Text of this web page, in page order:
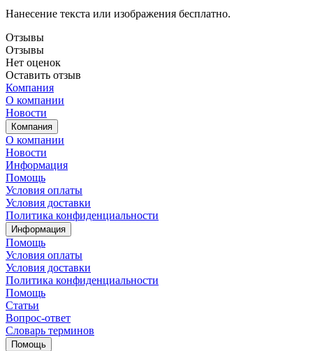
Нанесение текста или изображения бесплатно.
Отзывы
Отзывы
Нет оценок
Оставить отзыв
Компания
О компании
Новости
Компания
О компании
Новости
Информация
Помощь
Условия оплаты
Условия доставки
Политика конфиденциальности
Информация
Помощь
Условия оплаты
Условия доставки
Политика конфиденциальности
Помощь
Статьи
Вопрос-ответ
Словарь терминов
Помощь